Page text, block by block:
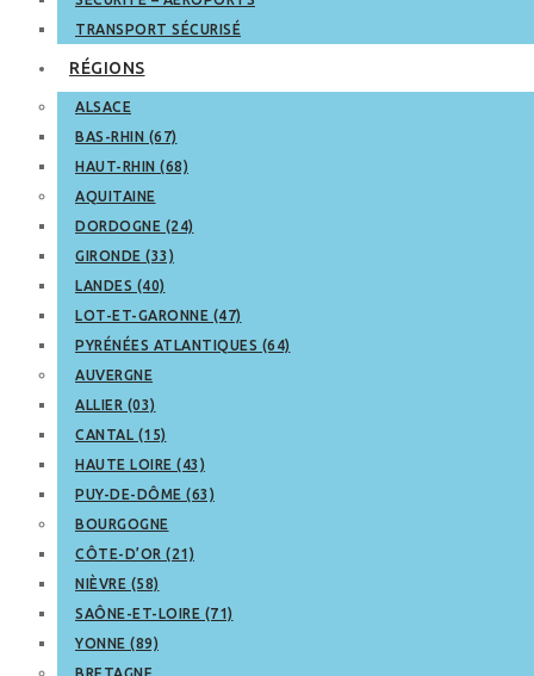
TRANSPORT SÉCURISÉ
RÉGIONS
ALSACE
BAS-RHIN (67)
HAUT-RHIN (68)
AQUITAINE
DORDOGNE (24)
GIRONDE (33)
LANDES (40)
LOT-ET-GARONNE (47)
PYRÉNÉES ATLANTIQUES (64)
AUVERGNE
ALLIER (03)
CANTAL (15)
HAUTE LOIRE (43)
PUY-DE-DÔME (63)
BOURGOGNE
CÔTE-D’OR (21)
NIÈVRE (58)
SAÔNE-ET-LOIRE (71)
YONNE (89)